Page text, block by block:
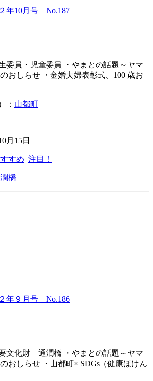
年10月号 No.187
委員・児童委員 ・やまとの話題～ヤマ
おしらせ ・金婚夫婦表彰式、100 歳お
： 山都町
月15日
すめ 注目！
橋
年９月号 No.186
文化財 通潤橋 ・やまとの話題～ヤマ
おしらせ ・山都町× SDGs（健康ほけん